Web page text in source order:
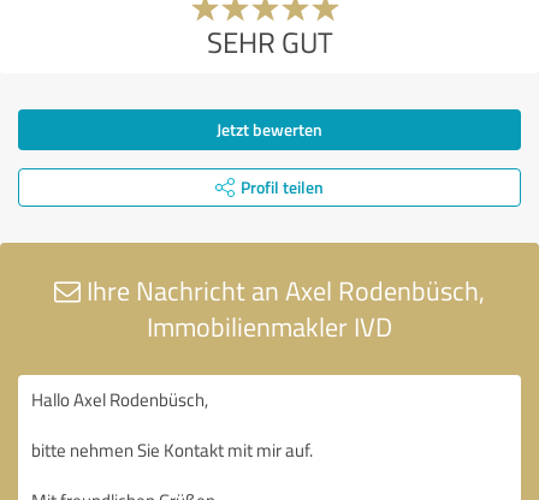
SEHR GUT
Jetzt bewerten
Profil teilen
Ihre Nachricht an Axel Rodenbüsch,
Immobilienmakler IVD